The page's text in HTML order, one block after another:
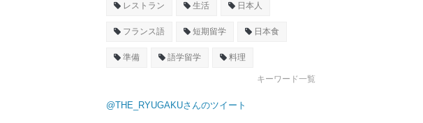
レストラン 生活 日本人
フランス語 短期留学 日本食
準備 語学留学 料理
キーワード一覧
@THE_RYUGAKUさんのツイート